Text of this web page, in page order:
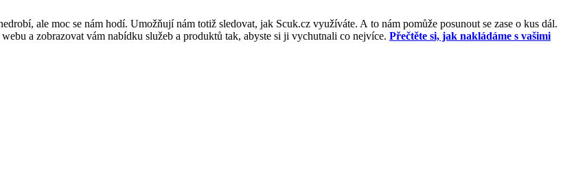
ale moc se nám hodí. Umožňují nám totiž sledovat, jak Scuk.cz využíváte. A to nám pomůže posunout se zase o kus dál.
a zobrazovat vám nabídku služeb a produktů tak, abyste si ji vychutnali co nejvíce. Přečtěte si, jak nakládáme s vašimi